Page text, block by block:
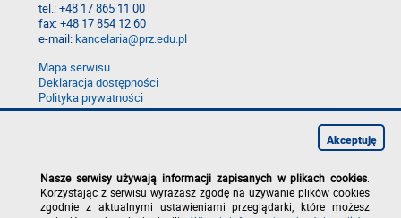
tel.: +48 17 865 11 00
fax: +48 17 854 12 60
e-mail:kancelaria@prz.edu.pl
Mapa serwisu
Deklaracja dostępności
Polityka prywatności
Zgłoś błąd na stronie
Nasze serwisy używają informacji zapisanych w plikach cookies
Korzystając z serwisu wyrażasz zgodę na używanie plików cookies
zgodnie z aktualnymi ustawieniami przeglądarki, które możesz
Akceptuję